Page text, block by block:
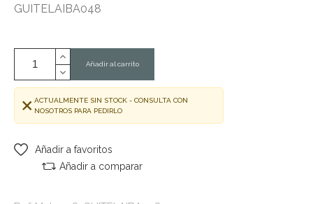
GUITELAIBA048
Añadir al carrito
ACTUALMENTE SIN STOCK - CONSULTA CON
NOSOTROS PARA PEDIRLO
Añadir a favoritos
Añadir a comparar